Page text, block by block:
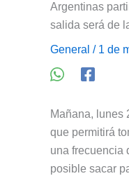
Argentinas
salida será de
General / 1 de
Mañana, lunes
que permitirá
una frecuencia
posible sacar